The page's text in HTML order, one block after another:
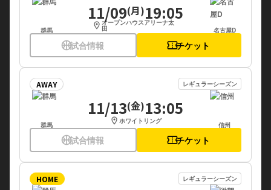
群馬
11/09(月)19:05
location_on オープンハウスアリーナ太
田 名古屋D
sports_basketball試合情報 confirmation_numberチケット
AWAY レギュラーシーズン
群馬
11/13(金)13:05
location_on ホワイトリング 信州
sports_basketball試合情報 confirmation_numberチケット
HOME レギュラーシーズン